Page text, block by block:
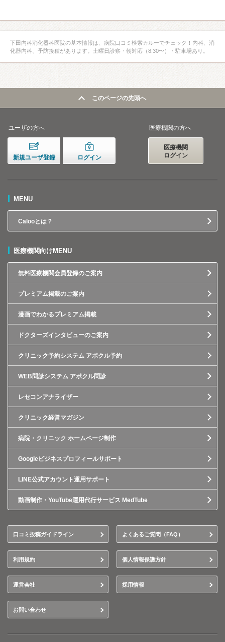
下田内科消化器科医院の基本情報は、病院口コミ検索カルーでチェック！内科、消
化器内科、予防接種があります。土曜日診察・朝対応（8:30〜）・駐車場あり。
このページの先頭へ
ユーザの方へ
新規ユーザ登録 ログイン
医療機関の方へ
医療機関
ログイン
MENU
Calooとは？
医療機関向けMENU
無料医療機関会員登録のご案内
プレミアム掲載のご案内
漫画でわかるプレミアム掲載
ドクターズインタビューのご案内
クリニック予約システム アポクル予約
WEB問診システム アポクル問診
レセコンアナライザー
クリニック経営マガジン
病院・クリニック ホームページ制作
Googleビジネスプロフィールサポート
LINE公式アカウント運用サポート
動画制作・YouTube運用代行サービス MedTube
口コミ投稿ガイドライン よくあるご質問（FAQ）
利用規約 個人情報保護方針
運営会社 採用情報
お問い合わせ